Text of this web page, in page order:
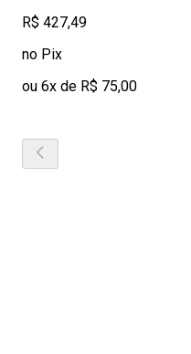
R$ 427,49
no Pix
ou 6x de R$ 75,00